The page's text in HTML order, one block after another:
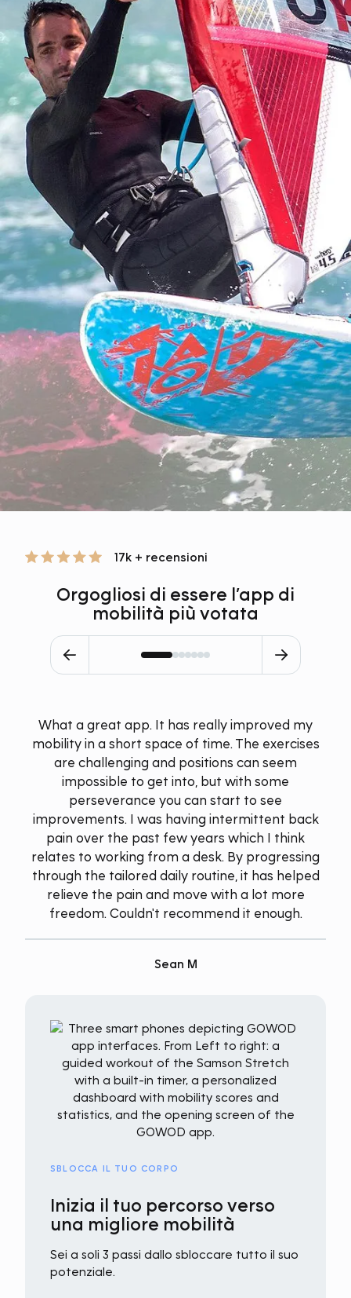
17k + recensioni
Orgogliosi di essere l’app di
mobilità più votata
What a great app. It has really improved my
mobility in a short space of time. The exercises
are challenging and positions can seem
impossible to get into, but with some
perseverance you can start to see
improvements. I was having intermittent back
pain over the past few years which I think
relates to working from a desk. By progressing
through the tailored daily routine, it has helped
relieve the pain and move with a lot more
freedom. Couldn't recommend it enough.
Sean M
SBLOCCA IL TUO CORPO
Inizia il tuo percorso verso
una migliore mobilità
Sei a soli 3 passi dallo sbloccare tutto il suo
potenziale.